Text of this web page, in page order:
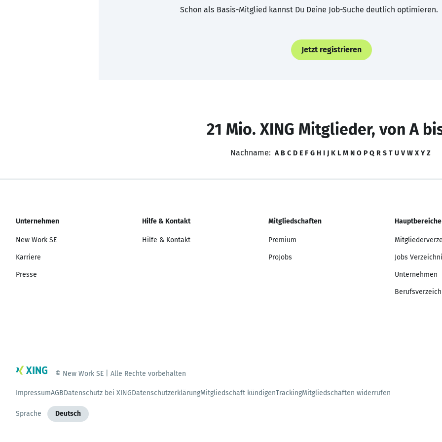
Schon als Basis-Mitglied kannst Du Deine Job-Suche deutlich optimieren.
Jetzt registrieren
21 Mio. XING Mitglieder, von A
Nachname: A B C D E F G H I J K L M N O P Q R S T U V W X Y Z
Unternehmen
New Work SE
Karriere
Presse
Hilfe & Kontakt
Hilfe & Kontakt
Mitgliedschaften
Premium
ProJobs
Hauptbereiche
Jobs
Unternehmen
© New Work SE | Alle Rechte vorbehalten
ImpressumAGBDatenschutz bei XINGDatenschutzerklärungMitgliedschaft kündigenTrackingMitgliedschaften widerrufen
Sprache Deutsch